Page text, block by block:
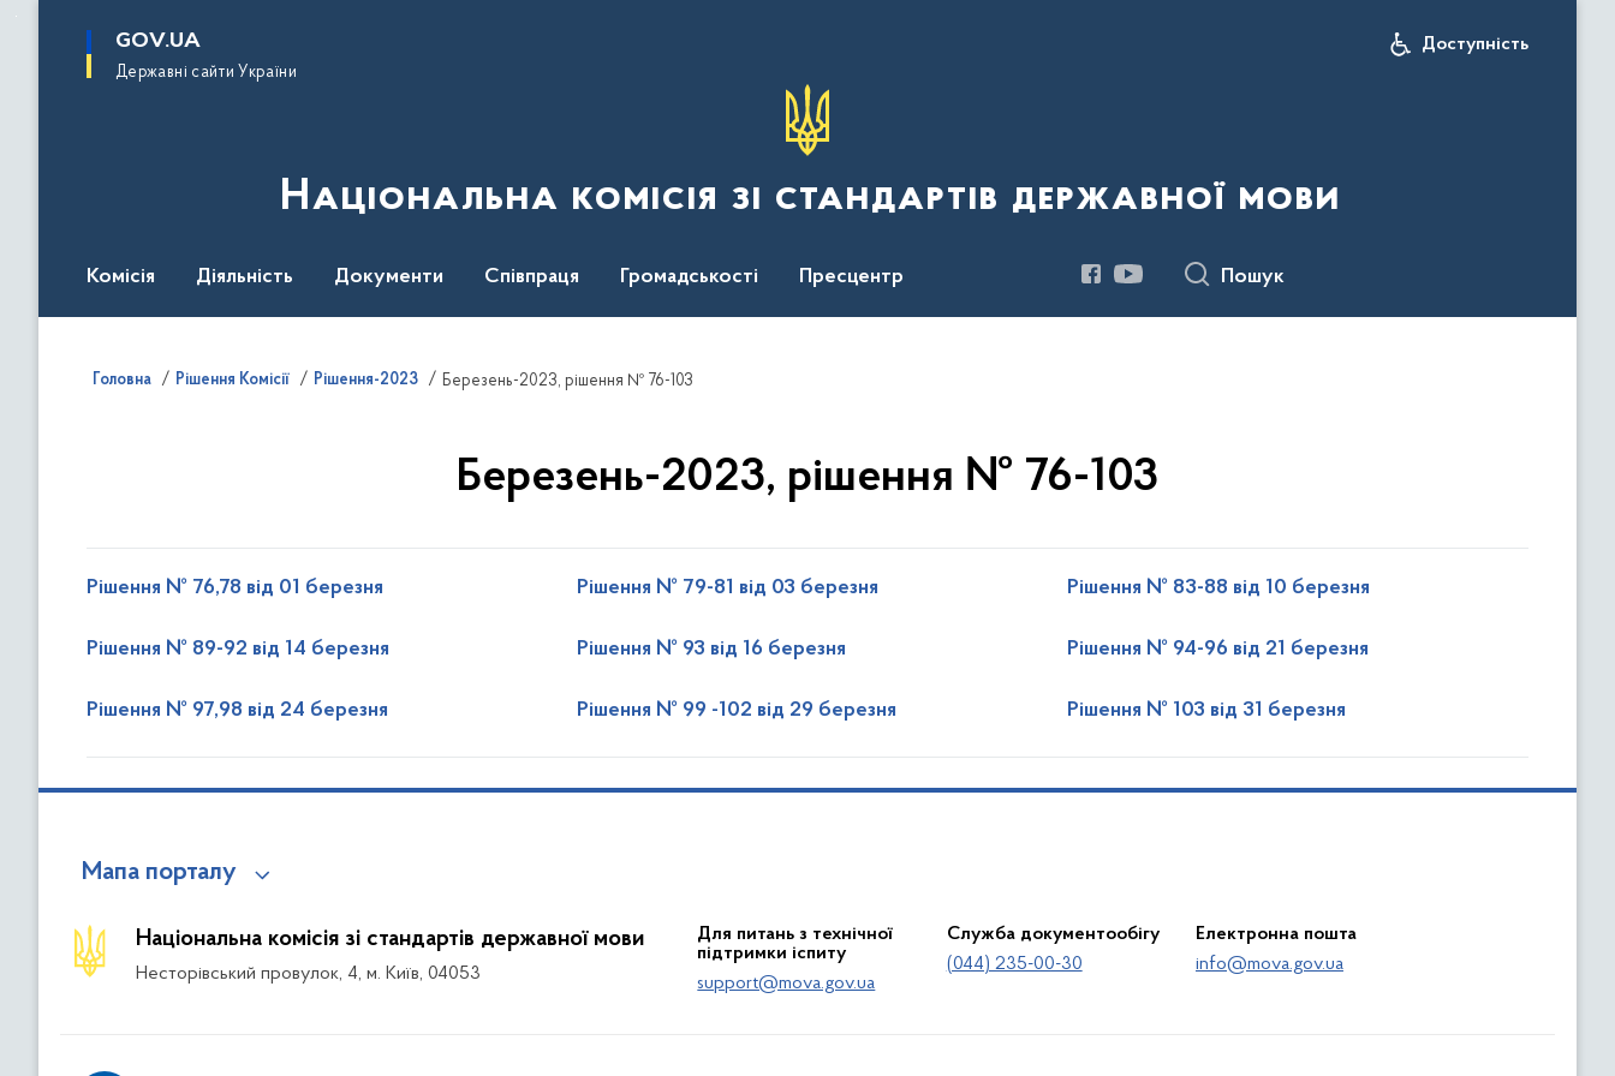
основного
GOV.UA
Державні сайти України
Доступність
Національна комісія зі стандартів державної мови
Комісія Діяльність Документи Співпраця Громадськості Пресцентр Пошук
Головна Рішення Комісії Рішення-2023 Березень-2023, рішення № 76-103
Березень-2023, рішення № 76-103
Рішення № 76,78 від 01 березня Рішення № 79-81 від 03 березня Рішення № 83-88 від 10 березня
Рішення № 89-92 від 14 березня Рішення № 93 від 16 березня Рішення № 94-96 від 21 березня
Рішення № 97,98 від 24 березня Рішення № 99 -102 від 29 березня Рішення № 103 від 31 березня
Мапа порталу
Національна комісія зі стандартів державної мови
Несторівський провулок, 4, м. Київ, 04053
Для питань з технічної
підтримки іспиту
support@mova.gov.ua
Служба документообігу
(044) 235-00-30
Електронна пошта
info@mova.gov.ua